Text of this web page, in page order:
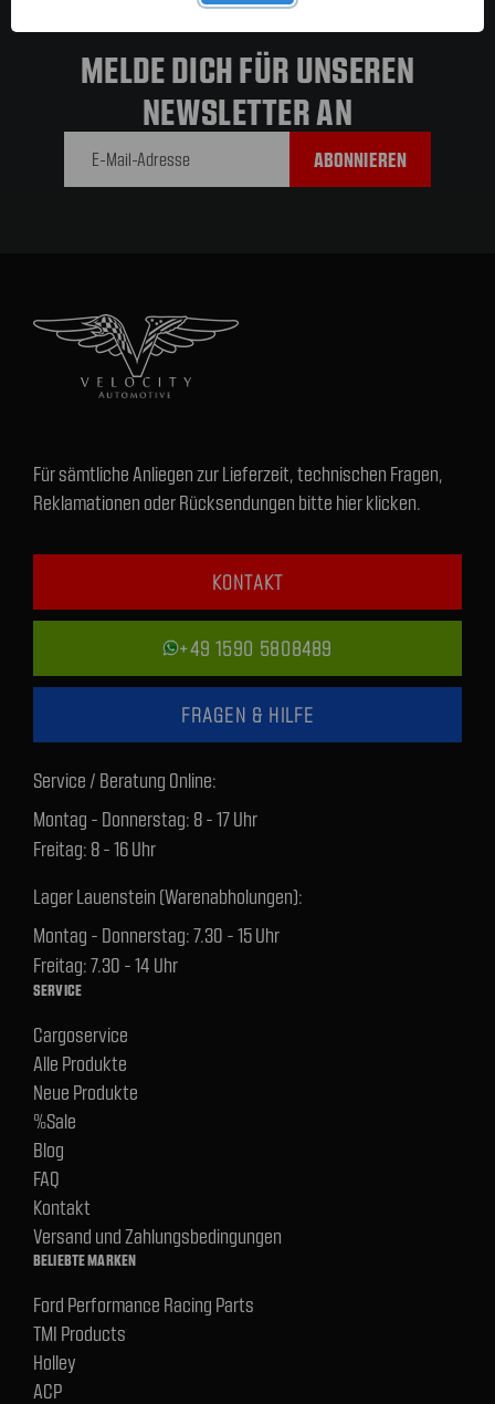
MELDE DICH FÜR UNSEREN
NEWSLETTER AN
Für sämtliche Anliegen zur Lieferzeit, technischen Fragen,
Reklamationen oder Rücksendungen bitte hier klicken.
KONTAKT
+49 1590 5808489
FRAGEN & HILFE
Service / Beratung Online:
Montag - Donnerstag: 8 - 17 Uhr
Freitag: 8 - 16 Uhr
Lager Lauenstein (Warenabholungen):
Montag - Donnerstag: 7.30 - 15 Uhr
Freitag: 7.30 - 14 Uhr
SERVICE
Cargoservice
Alle Produkte
Neue Produkte
%Sale
Blog
FAQ
Kontakt
Versand und Zahlungsbedingungen
BELIEBTE MARKEN
Ford Performance Racing Parts
TMI Products
Holley
ACP